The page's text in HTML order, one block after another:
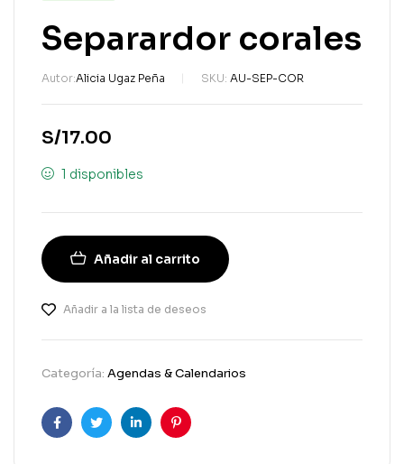
Separardor corales
Autor:Alicia Ugaz Peña SKU: AU-SEP-COR
S/17.00
1 disponibles
Añadir al carrito
Añadir a la lista de deseos
Categoría: Agendas & Calendarios
FacebookGorjeoLinkedInPinterest